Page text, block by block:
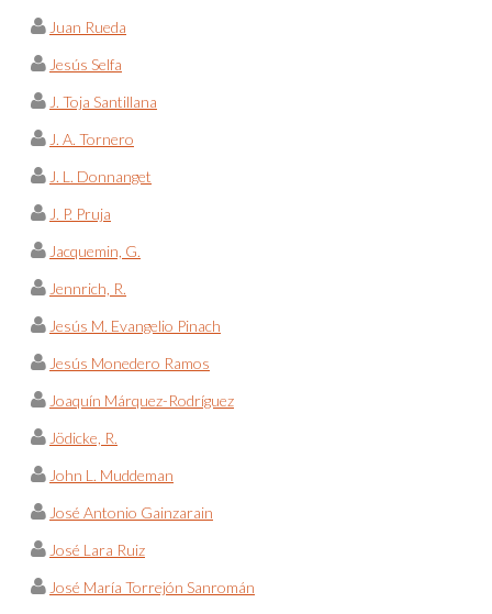
Juan Rueda
Jesús Selfa
J. Toja Santillana
J. A. Tornero
J. L. Donnanget
J. P. Pruja
Jacquemin, G.
Jennrich, R.
Jesús M. Evangelio Pinach
Jesús Monedero Ramos
Joaquín Márquez-Rodríguez
Jödicke, R.
John L. Muddeman
José Antonio Gainzarain
José Lara Ruiz
José María Torrejón Sanromán